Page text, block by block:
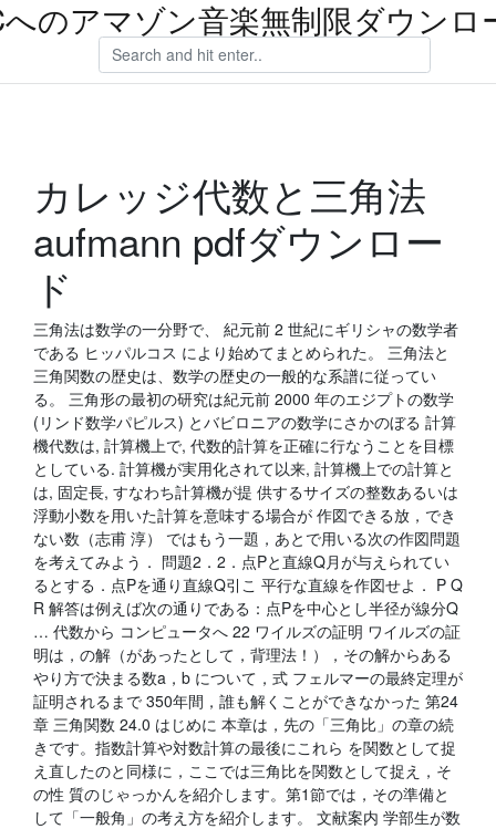
のアマゾン音楽無制限ダウンロ
カレッジ代数と三角法
aufmann pdfダウンロー
ド
三角法は数学の一分野で、 紀元前 2 世紀にギリシャの数学者
である ヒッパルコス により始めてまとめられた。 三角法と
三角関数の歴史は、数学の歴史の一般的な系譜に従ってい
る。 三角形の最初の研究は紀元前 2000 年のエジプトの数学
(リンド数学パピルス) とバビロニアの数学にさかのぼる 計算
機代数は, 計算機上で, 代数的計算を正確に行なうことを目標
としている. 計算機が実用化されて以来, 計算機上での計算と
は, 固定長, すなわち計算機が提 供するサイズの整数あるいは
浮動小数を用いた計算を意味する場合が 作図できる放，でき
ない数（志甫 淳） ではもう一題，あとで用いる次の作図問題
を考えてみよう． 問題2．2．点Pと直線Q月が与えられてい
るとする．点Pを通り直線Q引こ 平行な直線を作図せよ． P Q
R 解答は例えば次の通りである：点Pを中心とし半径が線分Q
… 代数から コンピュータへ 22 ワイルズの証明 ワイルズの証
明は，の解（があったとして，背理法！），その解からある
やり方で決まる数a，b について，式 フェルマーの最終定理が
証明されるまで 350年間，誰も解くことができなかった 第24
章 三角関数 24.0 はじめに 本章は，先の「三角比」の章の続
きです。指数計算や対数計算の最後にこれら を関数として捉
え直したのと同様に，ここでは三角比を関数として捉え，そ
の性 質のじゃっかんを紹介します。第1節では，その準備と
して「一般角」の考え方を紹介します。 文献案内 学部生が数